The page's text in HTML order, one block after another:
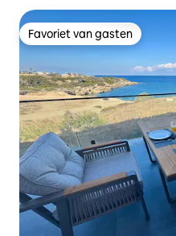
Favoriet van gasten
Favoriet van gasten